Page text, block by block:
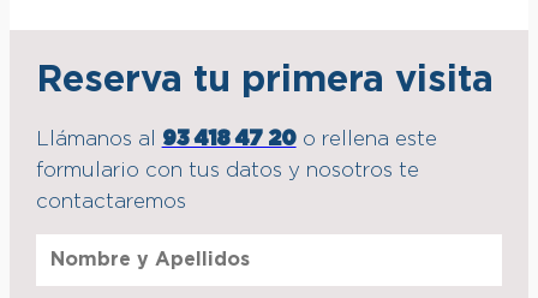
Reserva tu primera visita
Llámanos al 93 418 47 20o rellena este
formulario con tus datos y nosotros te
contactaremos